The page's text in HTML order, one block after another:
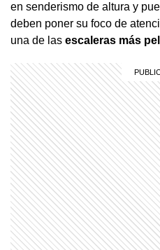
en senderismo de altura y
deben poner su foco de
una de las escaleras más